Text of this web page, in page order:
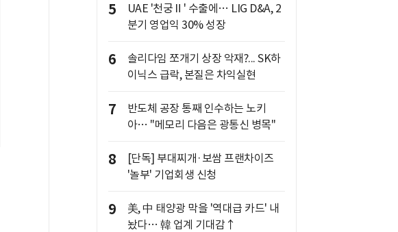
5
UAE '천궁Ⅱ' 수출에… LIG D&A, 2
분기 영업익 30% 성장
6
솔리다임 쪼개기 상장 악재?... SK하
이닉스 급락, 본질은 차익실현
7
반도체 공장 통째 인수하는 노키
아… "메모리 다음은 광통신 병목"
8
[단독] 부대찌개·보쌈 프랜차이즈
'놀부' 기업회생 신청
9
美, 中 태양광 막을 '역대급 카드' 내
놨다… 韓 업계 기대감↑